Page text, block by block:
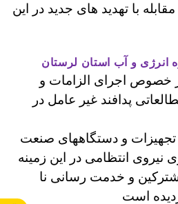
با تهدید های جدید در این
انرژی و آب استان لرستان
خصوص اجرای الزامات و
پدافند غیر عامل در
و دستگاههای صنعت
انتظامی در این زمینه
و خدمت رسانی نا
است